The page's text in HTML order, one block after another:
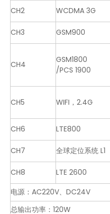
背包式反无人机干扰系统 433MHz E-GSM 2.4G 5.8G GPS 2KM
CH2 WCDMA 3G
CH3 GSM900
CH4
GSM1800
/PCS 1900
CH5 WIFI，2.4G
CH6 LTE800
CH7 全球定位系统 L1
CH8 LTE 2600
电源：AC220V、DC24V
总输出功率：120W